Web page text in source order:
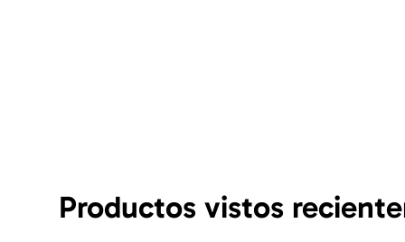
Productos vistos